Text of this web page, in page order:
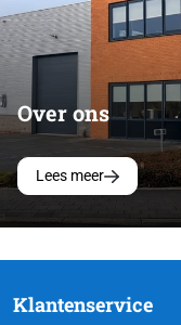
Over ons
Lees meer
Klantenservice